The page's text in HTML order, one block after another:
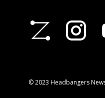
© 2023 Headbangers